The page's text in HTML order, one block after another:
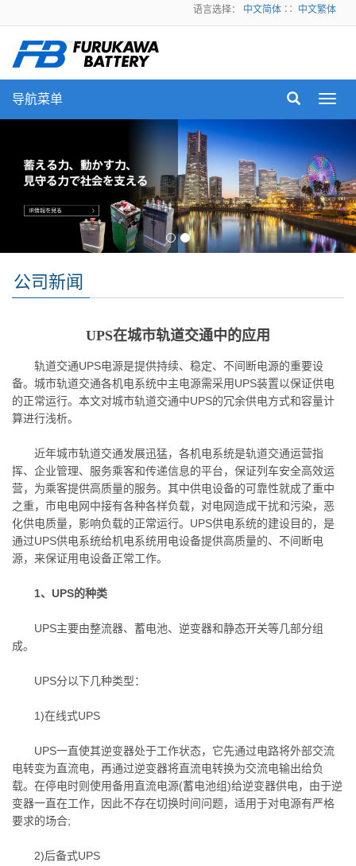
语言选择： 中文简体 ∷ 中文繁体
导航菜单
公司新闻
UPS在城市轨道交通中的应用
轨道交通UPS电源是提供持续、稳定、不间断电源的重要设
备。城市轨道交通各机电系统中主电源需采用UPS装置以保证供电
的正常运行。本文对城市轨道交通中UPS的冗余供电方式和容量计
算进行浅析。
近年城市轨道交通发展迅猛，各机电系统是轨道交通运营指
挥、企业管理、服务乘客和传递信息的平台，保证列车安全高效运
营，为乘客提供高质量的服务。其中供电设备的可靠性就成了重中
之重，市电电网中接有各种各样负载，对电网造成干扰和污染，恶
化供电质量，影响负载的正常运行。UPS供电系统的建设目的，是
通过UPS供电系统给机电系统用电设备提供高质量的、不间断电
源，来保证用电设备正常工作。
1、UPS的种类
UPS主要由整流器、蓄电池、逆变器和静态开关等几部分组
成。
UPS分以下几种类型：
1)在线式UPS
UPS一直使其逆变器处于工作状态，它先通过电路将外部交流
电转变为直流电，再通过逆变器将直流电转换为交流电输出给负
载。在停电时则使用备用直流电源(蓄电池组)给逆变器供电，由于逆
变器一直在工作，因此不存在切换时间问题，适用于对电源有严格
要求的场合;
2)后备式UPS